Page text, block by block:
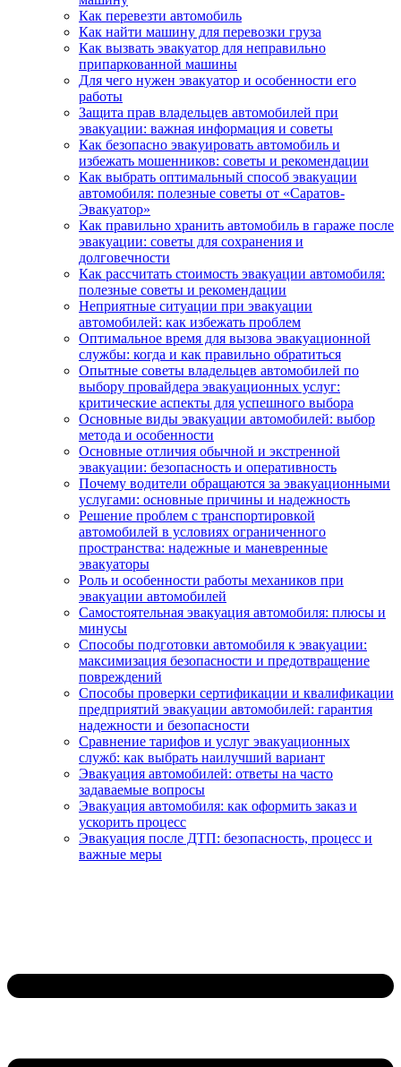
Как перевезти автомобиль
Как найти машину для перевозки груза
Как вызвать эвакуатор для неправильно
припаркованной машины
Для чего нужен эвакуатор и особенности его
работы
Защита прав владельцев автомобилей при
эвакуации: важная информация и советы
Как безопасно эвакуировать автомобиль и
избежать мошенников: советы и рекомендации
Как выбрать оптимальный способ эвакуации
автомобиля: полезные советы от «Саратов-
Эвакуатор»
Как правильно хранить автомобиль в гараже после
эвакуации: советы для сохранения и
долговечности
Как рассчитать стоимость эвакуации автомобиля:
полезные советы и рекомендации
Неприятные ситуации при эвакуации
автомобилей: как избежать проблем
Оптимальное время для вызова эвакуационной
службы: когда и как правильно обратиться
Опытные советы владельцев автомобилей по
выбору провайдера эвакуационных услуг:
критические аспекты для успешного выбора
Основные виды эвакуации автомобилей: выбор
метода и особенности
Основные отличия обычной и экстренной
эвакуации: безопасность и оперативность
Почему водители обращаются за эвакуационными
услугами: основные причины и надежность
Решение проблем с транспортировкой
автомобилей в условиях ограниченного
пространства: надежные и маневренные
эвакуаторы
Роль и особенности работы механиков при
эвакуации автомобилей
Самостоятельная эвакуация автомобиля: плюсы и
минусы
Способы подготовки автомобиля к эвакуации:
максимизация безопасности и предотвращение
повреждений
Способы проверки сертификации и квалификации
предприятий эвакуации автомобилей: гарантия
надежности и безопасности
Сравнение тарифов и услуг эвакуационных
служб: как выбрать наилучший вариант
Эвакуация автомобилей: ответы на часто
задаваемые вопросы
Эвакуация автомобиля: как оформить заказ и
ускорить процесс
Эвакуация после ДТП: безопасность, процесс и
важные меры